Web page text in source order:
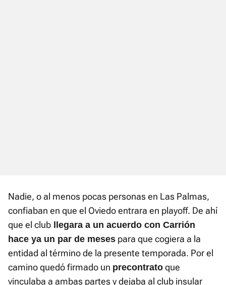
Nadie, o al menos pocas personas en Las Palmas,
confiaban en que el Oviedo entrara en playoff. De ahí
que el club llegara a un acuerdo con Carrión
hace ya un par de meses para que cogiera a la
entidad al término de la presente temporada. Por el
camino quedó firmado un precontrato que
vinculaba a ambas partes y dejaba al club insular